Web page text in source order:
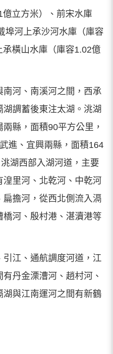
立方米）、前宋水庫
埠河上承沙河水庫（庫容
橫山水庫（庫容1.02億
河、南溪河之間，西承
調蓄後東注太湖。洮湖
縣，面積90平方公里，
進、宜興兩縣，面積164
湖西部入湖河道，主要
里河、北乾河、中乾河
擔河，從西北側流入滆
河、殷村港、湛瀆港等
江、通航調度河道，江
丹金溧漕河、趙村河、
與江南運河之間有新鶴